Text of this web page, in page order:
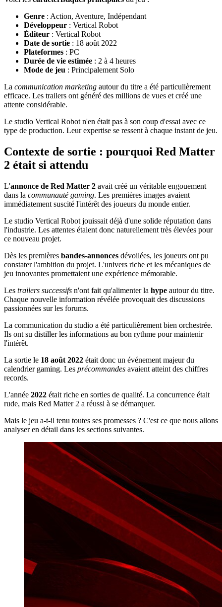
Genre : Action, Aventure, Indépendant
Développeur : Vertical Robot
Éditeur : Vertical Robot
Date de sortie : 18 août 2022
Plateformes : PC
Durée de vie estimée : 2 à 4 heures
Mode de jeu : Principalement Solo
La communication marketing autour du titre a été particulièrement
efficace. Les trailers ont généré des millions de vues et créé une
attente considérable.
Le studio Vertical Robot n'en était pas à son coup d'essai avec ce
type de production. Leur expertise se ressent à chaque instant de jeu.
Contexte de sortie : pourquoi Red Matter
2 était si attendu
L'annonce de Red Matter 2 avait créé un véritable engouement
dans la communauté gaming. Les premières images avaient
immédiatement suscité l'intérêt des joueurs du monde entier.
Le studio Vertical Robot jouissait déjà d'une solide réputation dans
l'industrie. Les attentes étaient donc naturellement très élevées pour
ce nouveau projet.
Dès les premières bandes-annonces dévoilées, les joueurs ont pu
constater l'ambition du projet. L'univers riche et les mécaniques de
jeu innovantes promettaient une expérience mémorable.
Les trailers successifs n'ont fait qu'alimenter la hype autour du titre.
Chaque nouvelle information révélée provoquait des discussions
passionnées sur les forums.
La communication du studio a été particulièrement bien orchestrée.
Ils ont su distiller les informations au bon rythme pour maintenir
l'intérêt.
La sortie le 18 août 2022 était donc un événement majeur du
calendrier gaming. Les précommandes avaient atteint des chiffres
records.
L'année 2022 était riche en sorties de qualité. La concurrence était
rude, mais Red Matter 2 a réussi à se démarquer.
Mais le jeu a-t-il tenu toutes ses promesses ? C'est ce que nous allons
analyser en détail dans les sections suivantes.